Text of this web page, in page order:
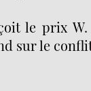
le prix
sur le